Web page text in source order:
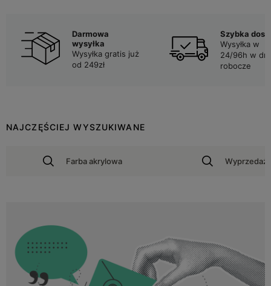
Darmowa
wysyłka
Wysyłka gratis już
od 249zł
Szybka
Wysyłka w
24/96h w dni
robocze
NAJCZĘŚCIEJ WYSZUKIWANE
Farba akrylowa Wyprzedaż